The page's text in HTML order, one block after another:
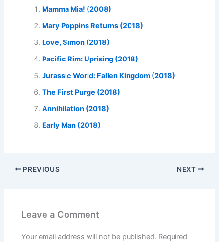
Mamma Mia! (2008)
Mary Poppins Returns (2018)
Love, Simon (2018)
Pacific Rim: Uprising (2018)
Jurassic World: Fallen Kingdom (2018)
The First Purge (2018)
Annihilation (2018)
Early Man (2018)
PREVIOUS NEXT
Leave a Comment
Your email address will not be published. Required